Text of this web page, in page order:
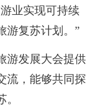
业实现可持续
游复苏计划。”
发展大会提供
流，能够共同探